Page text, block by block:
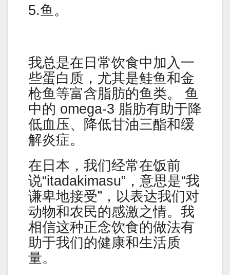
5.鱼。
我总是在日常饮食中加入一
些蛋白质，尤其是鲑鱼和金
枪鱼等富含脂肪的鱼类。 鱼
中的 omega-3 脂肪有助于降
低血压、降低甘油三酯和缓
解炎症。
在日本，我们经常在饭前
说“itadakimasu”，意思是“我
谦卑地接受”，以表达我们对
动物和农民的感激之情。我
相信这种正念饮食的做法有
助于我们的健康和生活质
量。